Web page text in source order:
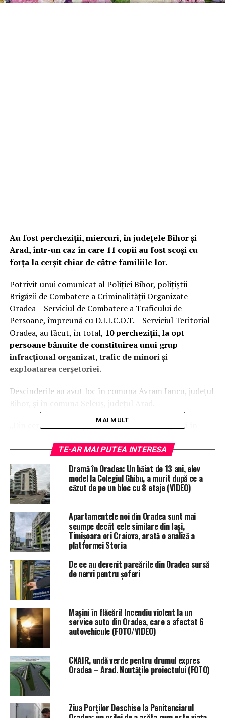
Au fost percheziții, miercuri, în județele Bihor și
Arad, într-un caz în care 11 copii au fost scoși cu
forța la cerșit chiar de către familiile lor.
Potrivit unui comunicat al Poliției Bihor, polițiștii
Brigăzii de Combatere a Criminalității Organizate
Oradea – Serviciul de Combatere a Traficului de
Persoane, împreună cu D.I.I.C.O.T. – Serviciul Teritorial
Oradea, au făcut, în total, 10 percheziții, la opt
persoane bănuite de constituirea unui grup
infracțional organizat, trafic de minori și
exploatarea cerșetoriei.
Descinderile au avut loc în comuna Avram Iancu, județul
„Din cercetări a reieșit că, din ianuarie 2023 până în
ani, ar fi obligat la practicarea cerșetoriei 11 minori,
cu vârste între 8 și 17 ani, membrii de familie, pe
care, sub pretextul vânzării de linguri de lemn sau
verdețuri, i-ar fi obligat să apeleze la mila
publicului din zone aglomerate, din municipiile
Oradea, Arad și Timișoara
sume de bani, care ar fi fost însușite de membrii grupării
infracționale”, explică informarea Poliției.
ridicate, în vederea cercetărilor, 17 telefoane mobile și
7.800 de lei.
Cele opt persoane vizate de anchetă au fost ridicate și
duse la audieri la sediul DIICOT Oradea.
Acțiunea a beneficiat de sprijinul jandarmilor din cadrul
inspectoratelor de jandarmi județene Bihor și Arad,
precum și de sprijinul reprezentanților Direcției
Generale de Asistență Socială și Protecția Copilului,
pentru asigurarea măsurilor de protecție pentru minorii
identificați în locațiile percheziționate.
MAI MULT
TE-AR MAI PUTEA INTERESA
Dramă în Oradea: Un băiat de 13 ani, elev
model la Colegiul Ghibu, a murit după ce a
căzut de pe un bloc cu 8 etaje (VIDEO)
Apartamentele noi din Oradea sunt mai
scumpe decât cele similare din Iași,
Timișoara ori Craiova, arată o analiză a
platformei Storia
De ce au devenit parcările din Oradea sursă
de nervi pentru șoferi
Mașini în flăcări! Incendiu violent la un
service auto din Oradea, care a afectat 6
autovehicule (FOTO/VIDEO)
CNAIR, undă verde pentru drumul expres
Oradea – Arad. Noutățile proiectului (FOTO)
Ziua Porților Deschise la Penitenciarul